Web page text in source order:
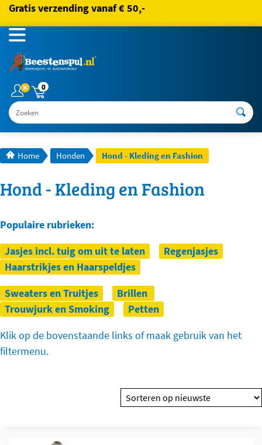
Gratis verzending vanaf € 50,-
0
Zoeken
Home Honden Hond - Kleding en Fashion
Hond - Kleding en Fashion
Populaire rubrieken:
Jasjes incl. tuig om uit te laten
Regenjasjes
Haarstrikjes en Haarspeldjes
Sweaters en Truitjes
Brillen
Trouwjurk en Smoking
Petten
Klik op de bovenstaande links of maak gebruik van het
filtermenu.